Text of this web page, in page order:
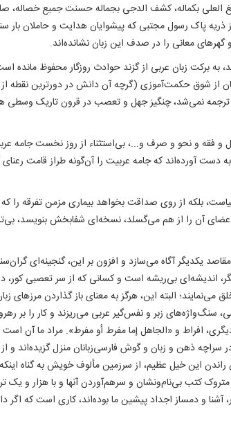
پاک رسول مجتبی که پیشوایان هدایت و حاملان بار
به برکت زبان عربی از گزند حوادث روزگار محفوظ مانده
از شوق حکمت‌آموزی (گرچه آن دانش در دورترین نقطه
و سریانی و... به عربی ترجمه نمی‌شد، چنگیز جهل و تعصب در قرون
و فقه و نحو و صرف و...، بی‌استثناء از روز نخست جامه
دست آورده‌اند که جامه عربیت را آن‌گونه طراز قامت
بلکه از روی صداقت بخواهد بیماری مزمن تفرقه
همچون پیکری واحد باشد،[9] افتاده و اندک اندک اعضای آن را از هم می‌گسلد، نسخه‌ای
یکدیگر آگاه می‌سازد و افزون بر این، گنجینه‌ای
اندیشه‌ای بی‌ریشه است و کسانی که از سر تعصبی
البته این، هرگز به معنای باز گذاردن مرزهای
سنگ‌واژه‌های زبر و نفس‌گیر عربی می‌ریزند و کار را بر
افراط و «الجاهل إما مفرط أو مفرط». مراد ما آن
سراچه ذهن و زبان و گوش فارسی‌زبانان منزل گزیده‌اند و
این خیل عظیم، از سرزمین مألوف خویش به گناه
کتب بی‌نام‌و‌نشان و سرهم‌آوردن آنها و با هزار و
آشنا و دمساز اجداد پیشین ما بوده‌اند، کاری است که اگر